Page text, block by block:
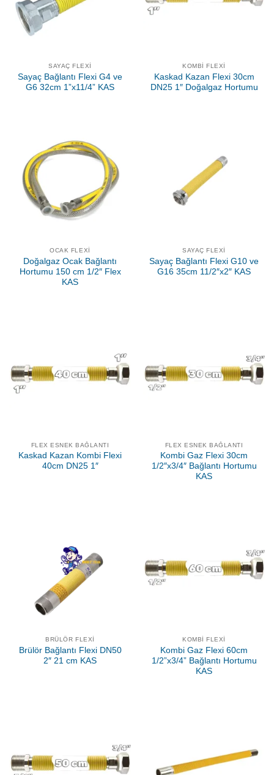
SAYAÇ FLEXI
Sayaç Bağlantı Flexi G4 ve
G6 32cm 1”x11/4” KAS
KOMBI FLEXI
Kaskad Kazan Flexi 30cm
DN25 1″ Doğalgaz Hortumu
OCAK FLEXI
Doğalgaz Ocak Bağlantı
Hortumu 150 cm 1/2″ Flex
KAS
SAYAÇ FLEXI
Sayaç Bağlantı Flexi G10 ve
G16 35cm 11/2″x2″ KAS
FLEX ESNEK BAĞLANTI
Kaskad Kazan Kombi Flexi
40cm DN25 1″
FLEX ESNEK BAĞLANTI
Kombi Gaz Flexi 30cm
1/2″x3/4″ Bağlantı Hortumu
KAS
BRÜLÖR FLEXI
Brülör Bağlantı Flexi DN50
2″ 21 cm KAS
KOMBI FLEXI
Kombi Gaz Flexi 60cm
1/2”x3/4” Bağlantı Hortumu
KAS